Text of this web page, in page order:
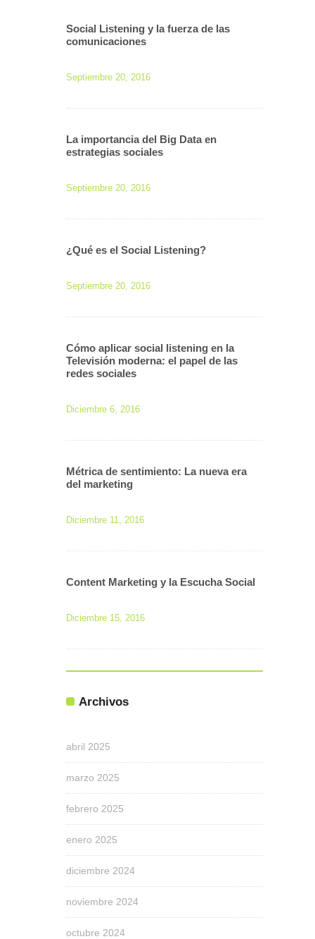
Social Listening y la fuerza de las
comunicaciones
Septiembre 20, 2016
La importancia del Big Data en
estrategias sociales
Septiembre 20, 2016
¿Qué es el Social Listening?
Septiembre 20, 2016
Cómo aplicar social listening en la
Televisión moderna: el papel de las
redes sociales
Diciembre 6, 2016
Métrica de sentimiento: La nueva era
del marketing
Diciembre 11, 2016
Content Marketing y la Escucha Social
Diciembre 15, 2016
Archivos
abril 2025
marzo 2025
febrero 2025
enero 2025
diciembre 2024
noviembre 2024
octubre 2024